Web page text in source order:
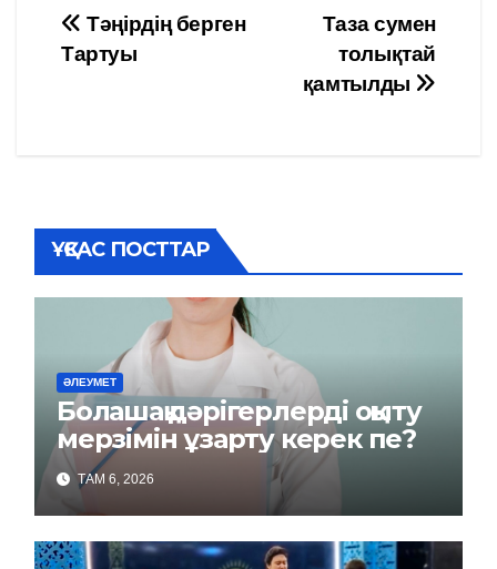
Навигация
по
Таза сумен
толықтай
қамтылды
Тәңірдің берген
Тартуы
ҰҚСАС ПОСТТАР
ӘЛЕУМЕТ
Болашақ дәрігерлерді оқыту
мерзімін ұзарту керек пе?
ТАМ 6, 2026